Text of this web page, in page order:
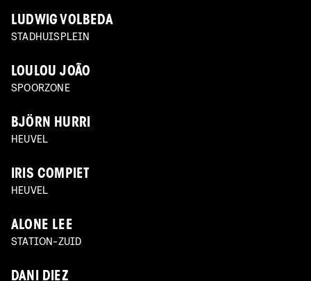
LUDWIG VOLBEDA
STADHUISPLEIN
LOULOU JOÃO
SPOORZONE
BJÖRN HURRI
HEUVEL
IRIS COMPIET
HEUVEL
ALONE LEE
STATION-ZUID
DANI DIEZ